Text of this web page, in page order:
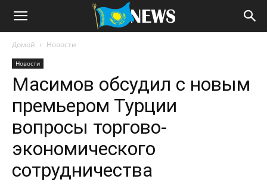
Домой Новости
Новости
Масимов обсудил с новым
премьером Турции
вопросы торгово-
экономического
сотрудничества